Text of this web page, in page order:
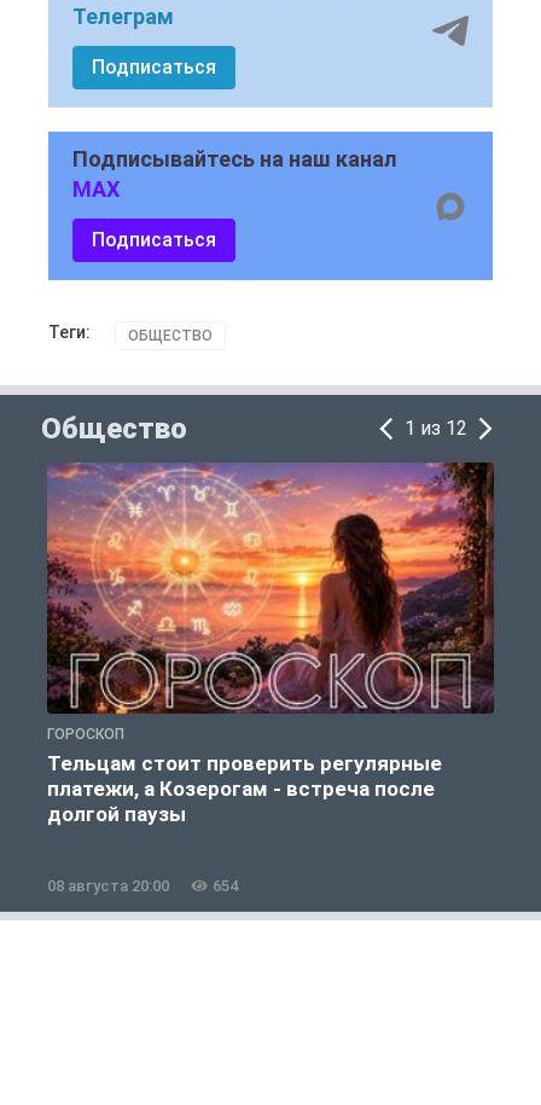
Телеграм
Подписаться
Подписывайтесь на наш канал
MAX
Подписаться
Теги: ОБЩЕСТВО
Общество 1 из 12
ГОРОСКОП
Тельцам стоит проверить регулярные
платежи, а Козерогам - встреча после
долгой паузы
08 августа 20:00 654